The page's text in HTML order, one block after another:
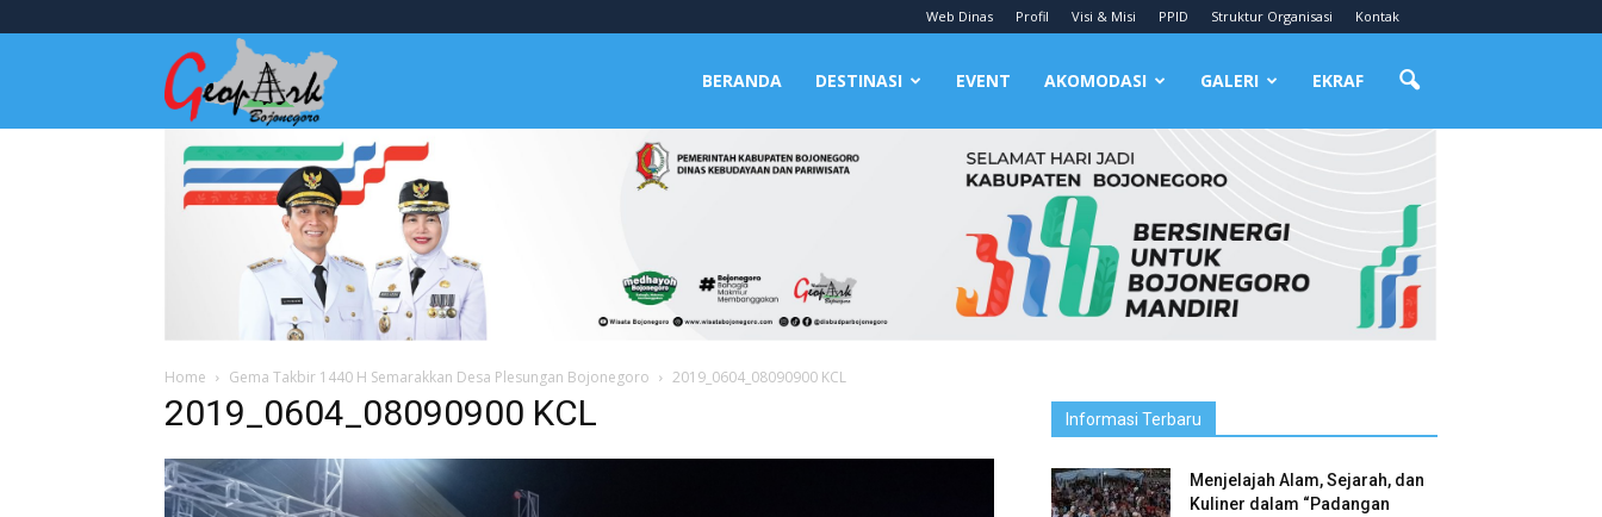
Web Dinas Profil Visi & Misi PPID Struktur Organisasi Kontak
Bojonegoro
BERANDA DESTINASI EVENT AKOMODASI GALERI EKRAF
Home Gema Takbir 1440 H Semarakkan Desa Plesungan Bojonegoro 2019_0604_08090900 KCL
2019_0604_08090900 KCL Informasi Terbaru
Menjelajah Alam, Sejarah, dan
Kuliner dalam “Padangan